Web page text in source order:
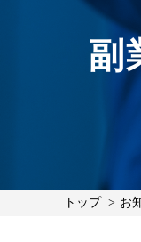
副
トップ お